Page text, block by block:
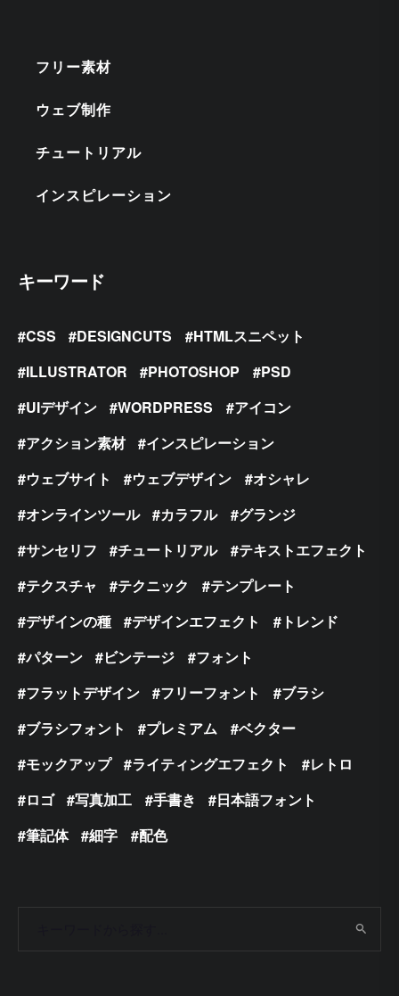
フリー素材
ウェブ制作
チュートリアル
インスピレーション
キーワード
CSS DESIGNCUTS
HTMLスニペット
ILLUSTRATOR
PHOTOSHOP
PSD
UIデザイン
WORDPRESS
アイコン
アクション素材
インスピレーション
ウェブサイト
ウェブデザイン
オシャレ
オンラインツール
カラフル
グランジ
サンセリフ
チュートリアル
テキストエフェクト
テクスチャ
テクニック
テンプレート
デザインの種
デザインエフェクト
トレンド
パターン
ビンテージ
フォント
フラットデザイン
フリーフォント
ブラシ
ブラシフォント
プレミアム
ベクター
モックアップ
ライティングエフェクト
レトロ
ロゴ
写真加工 手書き
日本語フォント
筆記体
細字 配色